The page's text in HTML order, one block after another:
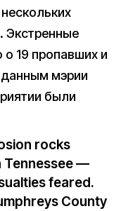
Экстренные
19 пропавших и
данным мэрии
были
rocks
Tennessee —
feared.
County